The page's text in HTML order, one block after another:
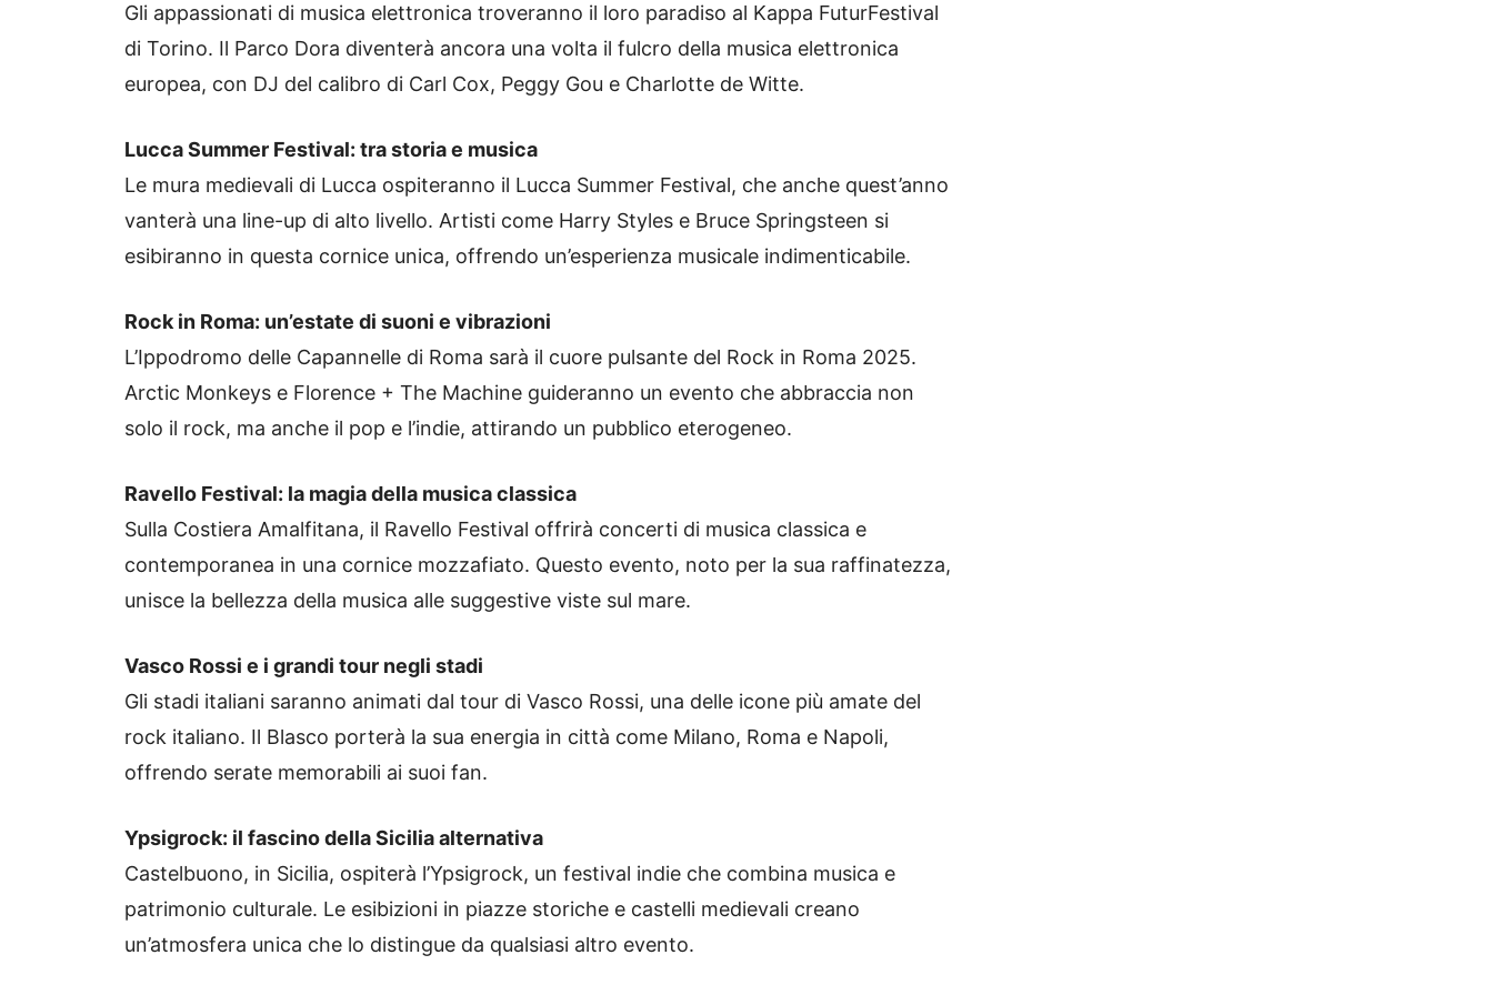
Gli appassionati di musica elettronica troveranno il loro paradiso al Kappa FuturFestival
di Torino. Il Parco Dora diventerà ancora una volta il fulcro della musica elettronica
europea, con DJ del calibro di Carl Cox, Peggy Gou e Charlotte de Witte.
Lucca Summer Festival: tra storia e musica
Le mura medievali di Lucca ospiteranno il Lucca Summer Festival, che anche quest’anno
vanterà una line-up di alto livello. Artisti come Harry Styles e Bruce Springsteen si
esibiranno in questa cornice unica, offrendo un’esperienza musicale indimenticabile.
Rock in Roma: un’estate di suoni e vibrazioni
L’Ippodromo delle Capannelle di Roma sarà il cuore pulsante del Rock in Roma 2025.
Arctic Monkeys e Florence + The Machine guideranno un evento che abbraccia non
solo il rock, ma anche il pop e l’indie, attirando un pubblico eterogeneo.
Ravello Festival: la magia della musica classica
Sulla Costiera Amalfitana, il Ravello Festival offrirà concerti di musica classica e
contemporanea in una cornice mozzafiato. Questo evento, noto per la sua raffinatezza,
unisce la bellezza della musica alle suggestive viste sul mare.
Vasco Rossi e i grandi tour negli stadi
Gli stadi italiani saranno animati dal tour di Vasco Rossi, una delle icone più amate del
rock italiano. Il Blasco porterà la sua energia in città come Milano, Roma e Napoli,
offrendo serate memorabili ai suoi fan.
Ypsigrock: il fascino della Sicilia alternativa
Castelbuono, in Sicilia, ospiterà l’Ypsigrock, un festival indie che combina musica e
patrimonio culturale. Le esibizioni in piazze storiche e castelli medievali creano
un’atmosfera unica che lo distingue da qualsiasi altro evento.